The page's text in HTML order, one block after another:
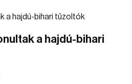
a hajdú-bihari